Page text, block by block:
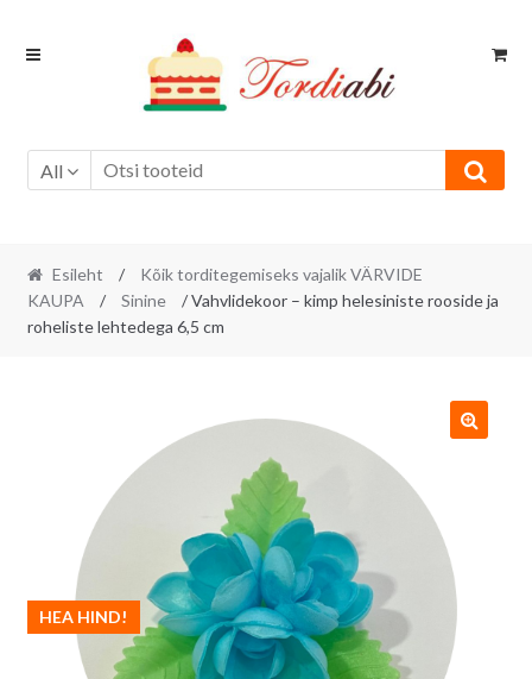
Skip
Skip
All
Esileht /
Kõik torditegemiseks vajalik VÄRVIDE
KAUPA
/ Sinine
/ Vahvlidekoor – kimp helesiniste rooside ja
roheliste lehtedega 6,5 cm
HEA HIND!